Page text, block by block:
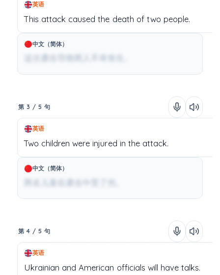
英语
This attack caused the death of two people.
中文（简体）
第 3 / 5 句
英语
Two children were injured in the attack.
中文（简体）
两名儿童在袭击中受了伤。
第 4 / 5 句
英语
Ukrainian and American officials will have talks.